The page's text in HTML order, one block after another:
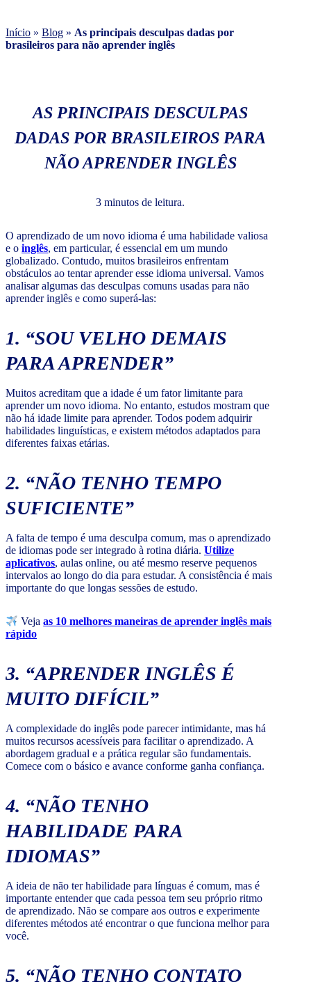
Início » Blog » As principais desculpas dadas por
brasileiros para não aprender inglês
AS PRINCIPAIS DESCULPAS
DADAS POR BRASILEIROS PARA
NÃO APRENDER INGLÊS
3 minutos de leitura.
O aprendizado de um novo idioma é uma habilidade valiosa
e o inglês, em particular, é essencial em um mundo
globalizado. Contudo, muitos brasileiros enfrentam
obstáculos ao tentar aprender esse idioma universal. Vamos
analisar algumas das desculpas comuns usadas para não
aprender inglês e como superá-las:
1. “SOU VELHO DEMAIS
PARA APRENDER”
Muitos acreditam que a idade é um fator limitante para
aprender um novo idioma. No entanto, estudos mostram que
não há idade limite para aprender. Todos podem adquirir
habilidades linguísticas, e existem métodos adaptados para
diferentes faixas etárias.
2. “NÃO TENHO TEMPO
SUFICIENTE”
A falta de tempo é uma desculpa comum, mas o aprendizado
de idiomas pode ser integrado à rotina diária. Utilize
aplicativos, aulas online, ou até mesmo reserve pequenos
intervalos ao longo do dia para estudar. A consistência é mais
importante do que longas sessões de estudo.
Vejaas 10 melhores maneiras de aprender inglês mais
rápido
3. “APRENDER INGLÊS É
MUITO DIFÍCIL”
A complexidade do inglês pode parecer intimidante, mas há
muitos recursos acessíveis para facilitar o aprendizado. A
abordagem gradual e a prática regular são fundamentais.
Comece com o básico e avance conforme ganha confiança.
4. “NÃO TENHO
HABILIDADE PARA
IDIOMAS”
A ideia de não ter habilidade para línguas é comum, mas é
importante entender que cada pessoa tem seu próprio ritmo
de aprendizado. Não se compare aos outros e experimente
diferentes métodos até encontrar o que funciona melhor para
você.
5. “NÃO TENHO CONTATO